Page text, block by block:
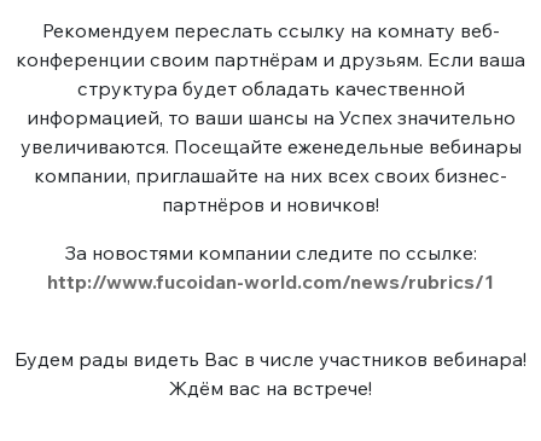
Рекомендуем переслать ссылку на комнату веб-
конференции своим партнёрам и друзьям. Если ваша
структура будет обладать качественной
информацией, то ваши шансы на Успех значительно
увеличиваются. Посещайте еженедельные вебинары
компании, приглашайте на них всех своих бизнес-
партнёров и новичков!
За новостями компании следите по ссылке:
http://www.fucoidan-world.com/news/rubrics/1
Будем рады видеть Вас в числе участников вебинара!
Ждём вас на встрече!